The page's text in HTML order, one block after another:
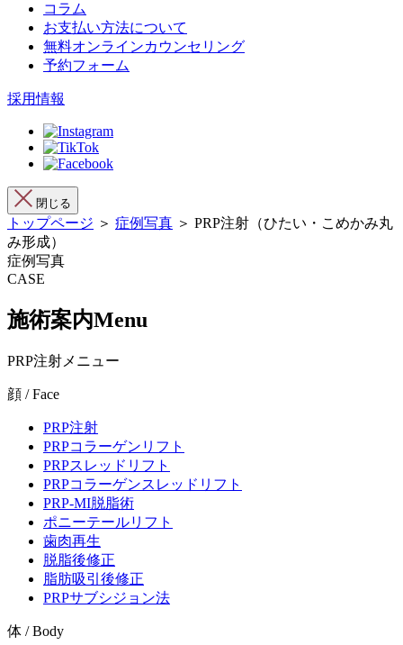
コラム
お支払い方法について
無料オンラインカウンセリング
予約フォーム
採用情報
閉じる
トップページ ＞ 症例写真 ＞ PRP注射（ひたい・こめかみ丸
み形成）
症例写真
CASE
施術案内Menu
PRP注射メニュー
顔 / Face
PRP注射
PRPコラーゲンリフト
PRPスレッドリフト
PRPコラーゲンスレッドリフト
PRP-MI脱脂術
ポニーテールリフト
歯肉再生
脱脂後修正
脂肪吸引後修正
PRPサブシジョン法
体 / Body